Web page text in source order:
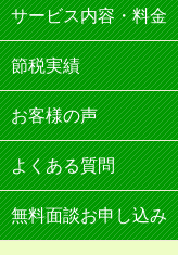
サービス内容・料金
節税実績
お客様の声
よくある質問
無料面談お申し込み